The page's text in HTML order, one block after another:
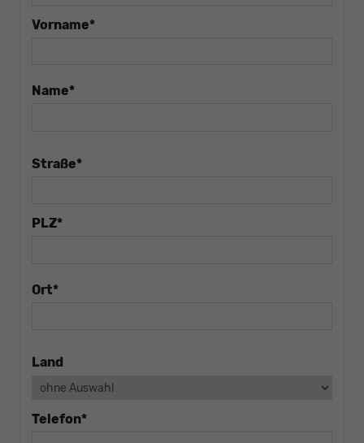
Vorname*
Name*
Straße*
PLZ*
Ort*
Land
Telefon*